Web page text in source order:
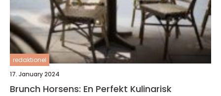
redaktionel
17. January 2024
Brunch Horsens: En Perfekt Kulinarisk